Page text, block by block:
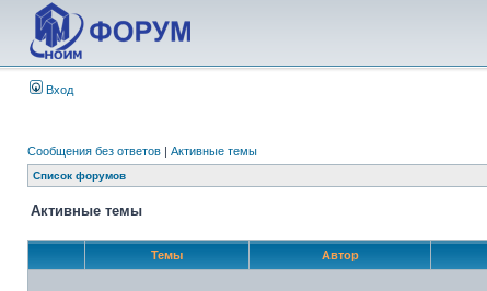
Вход
Сообщения без ответов | Активные темы
Список форумов
Активные темы
Темы Автор